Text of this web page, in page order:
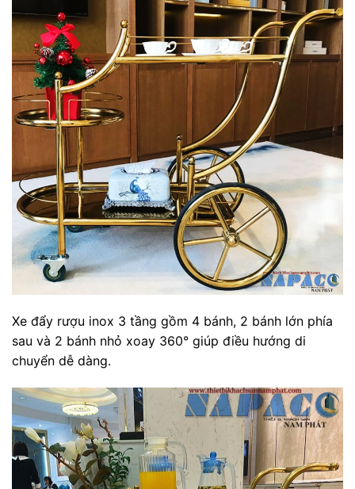
Xe đẩy rượu inox 3 tầng gồm 4 bánh, 2 bánh lớn phía
sau và 2 bánh nhỏ xoay 360° giúp điều hướng di
chuyển dễ dàng.